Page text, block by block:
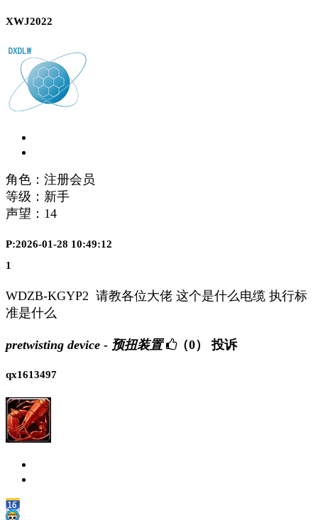
XWJ2022
角色：注册会员
等级：新手
声望： 14
P:2026-01-28 10:49:12
1
WDZB-KGYP2 请教各位大佬 这个是什么电缆 执行标
准是什么
pretwisting device - 预扭装置 （0） 投诉
qx1613497